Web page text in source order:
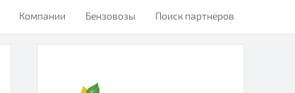
Компании Бензовозы Поиск партнёров